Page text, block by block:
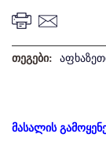
თეგები:
მასალის